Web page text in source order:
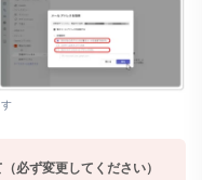
必ず変更してください）